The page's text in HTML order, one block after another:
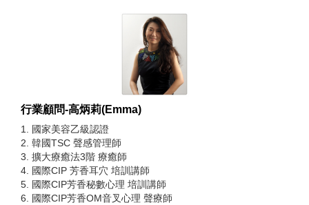
行業顧問-高炳莉(Emma)
1. 國家美容乙級認證
2. 韓國TSC 聲感管理師
3. 擴大療癒法3階 療癒師
4. 國際CIP 芳香耳穴 培訓講師
5. 國際CIP芳香秘數心理 培訓講師
6. 國際CIP芳香OM音叉心理 聲療師